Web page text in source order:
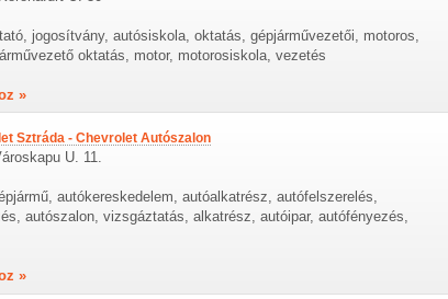
jogosítvány, autósiskola, oktatás, gépjárművezetői, motoros,
oktatás, motor, motorosiskola, vezetés
»
Sztráda - Chevrolet Autószalon
U. 11.
autókereskedelem, autóalkatrész, autófelszerelés,
autószalon, vizsgáztatás, alkatrész, autóipar, autófényezés,
»